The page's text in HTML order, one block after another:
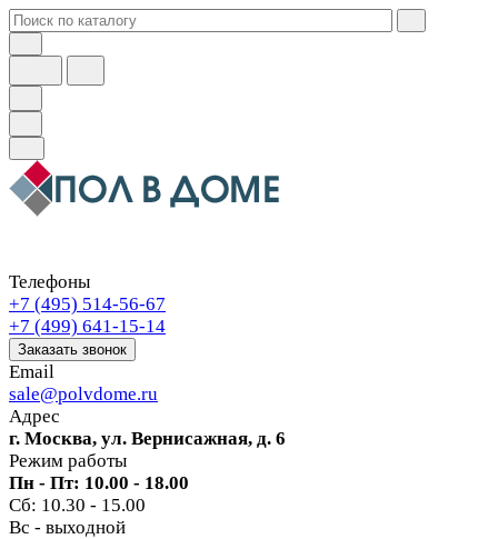
Телефоны
+7 (495) 514-56-67
+7 (499) 641-15-14
Заказать звонок
Email
sale@polvdome.ru
Адрес
г. Москва, ул. Вернисажная, д. 6
Режим работы
Пн - Пт: 10.00 - 18.00
Сб: 10.30 - 15.00
Вс - выходной